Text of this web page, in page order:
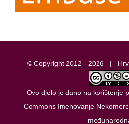
© Copyright 2012 - 2026 |
Ovo djelo je dano na korištenje
Commons Imenovanje-